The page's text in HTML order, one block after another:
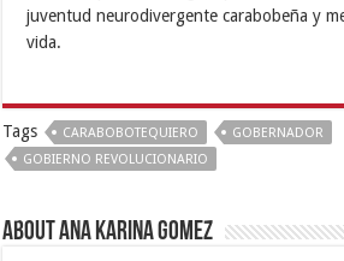
juventud neurodivergente carabobeña y
vida.
Tags CARABOBOTEQUIERO
GOBERNADOR
GOBIERNO REVOLUCIONARIO
About Ana Karina Gomez